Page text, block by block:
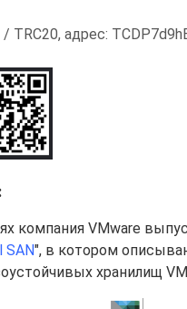
/ TRC20, адрес:
компания VMware
SAN", в котором
хранилищ